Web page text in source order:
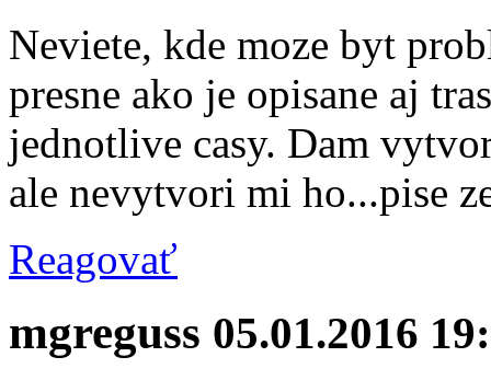
Neviete, kde moze byt
presne ako je opisane aj
jednotlive casy. Dam
ale nevytvori mi ho...pise
Reagovať
mgreguss 05.01.2016